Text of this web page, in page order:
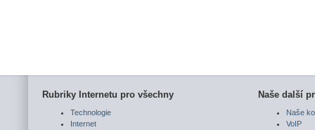
Rubriky Internetu pro všechny
Technologie
Internet
Naše další
Naše
VoIP